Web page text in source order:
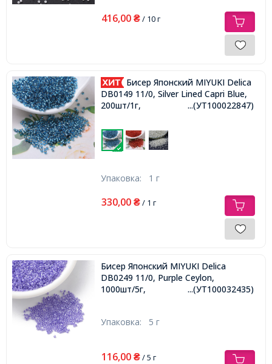
416,00 ₴/ 10 г
Бисер Японский MIYUKI Delica
DB0149 11/0, Silver Lined Capri Blue,
200шт/1г,
...(УТ100022847)
Упаковка: 1 г
330,00 ₴/ 1 г
Бисер Японский MIYUKI Delica
DB0249 11/0, Purple Ceylon,
1000шт/5г,
...(УТ100032435)
Упаковка: 5 г
116,00 ₴/ 5 г